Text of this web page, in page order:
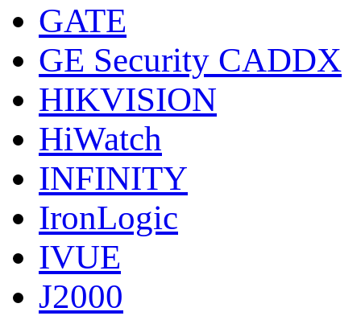
GATE
GE Security CADDX
HIKVISION
HiWatch
INFINITY
IronLogic
IVUE
J2000